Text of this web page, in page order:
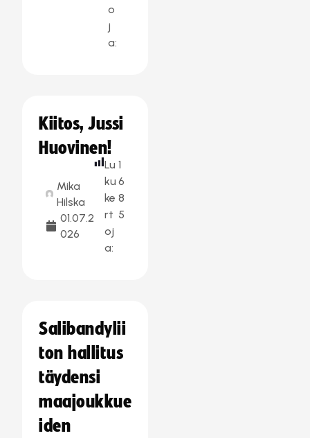
o
j
a:
Kiitos, Jussi
Huovinen!
Mika
Hilska
01.07.2
026
Lu
ku
ke
rt
oj
a:
1
6
8
5
Salibandylii
ton hallitus
täydensi
maajoukkue
iden